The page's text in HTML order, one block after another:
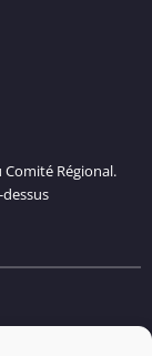
Régional.